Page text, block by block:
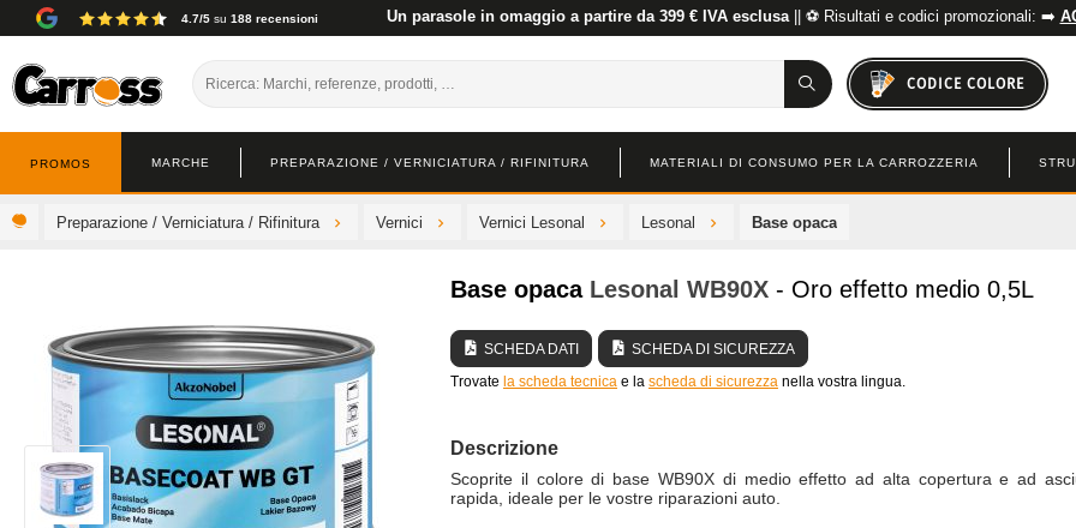
4.7/5 su 188 recensioni Un parasole in omaggio a partire da 399 € IVA esclusa|| ⚽ Risultati e codici promozionali: ➡️
CODICE COLORE
PREPARAZIONE / VERNICIATURA / RIFINITURA MATERIALI DI CONSUMO PER LA CARROZZERIA
MARCHE
PROMOS
Preparazione / Verniciatura / Rifinitura Vernici Vernici Lesonal Lesonal Base opaca
Base opaca Lesonal WB90X - Oro effetto medio 0,5L
SCHEDA DATI
SCHEDA DI SICUREZZA
Trovate la scheda tecnica e la scheda di sicurezza nella vostra lingua.
Descrizione
Scoprite il colore di base WB90X di medio effetto ad alta copertura e ad
rapida, ideale per le vostre riparazioni auto.